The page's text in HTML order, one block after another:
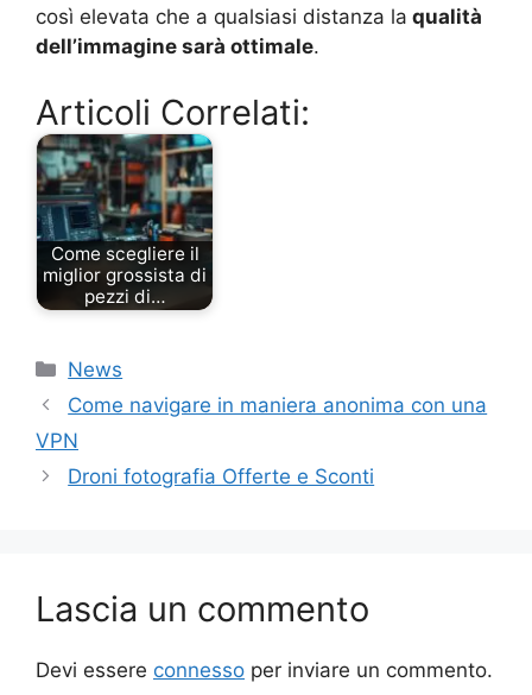
così elevata che a qualsiasi distanza la qualità
dell’immagine sarà ottimale.
Articoli Correlati:
Come scegliere il
miglior grossista di
pezzi di…
Categorie
News
Come navigare in maniera anonima con una
VPN
Droni fotografia Offerte e Sconti
Lascia un commento
Devi essere connesso per inviare un commento.